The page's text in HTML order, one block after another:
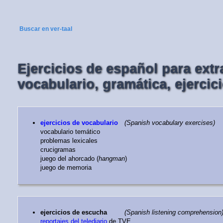
Ejercicios de español para
vocabulario, gramática,
ejercicios de vocabulario
(Spanish vocabulary exercises)
vocabulario temático
problemas lexicales
crucigramas
juego del ahorcado (hangman)
juego de memoria
ejercicios de escucha
(Spanish listening comprehension)
reportajes del telediario de TVE
Buscar en ver-taal